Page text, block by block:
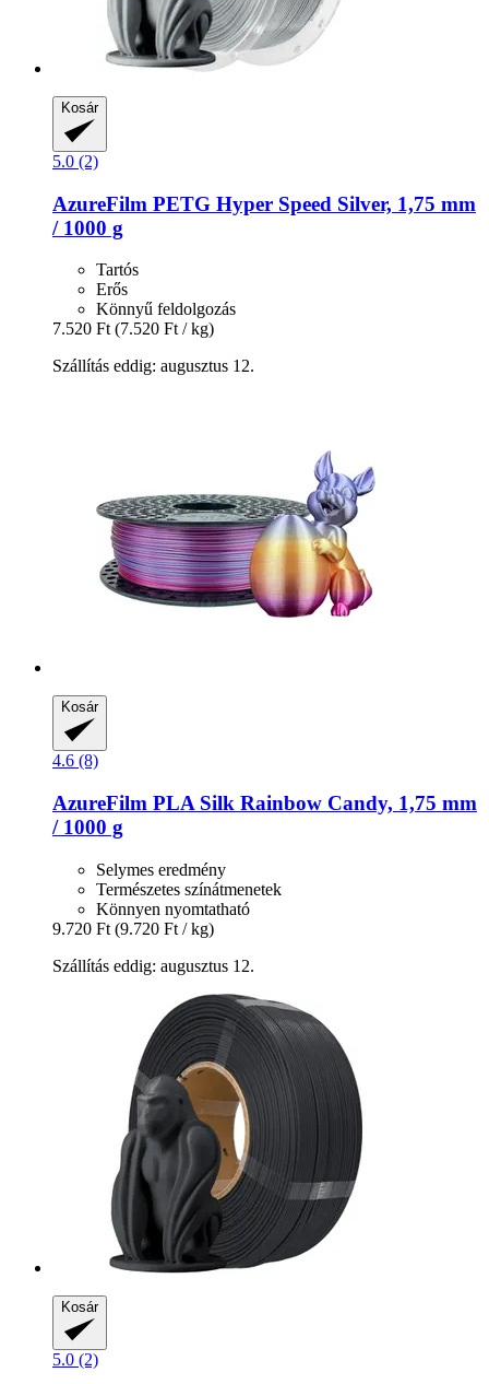
Kosár
5.0 (2)
AzureFilm PETG Hyper Speed Silver, 1,75 mm
/ 1000 g
Tartós
Erős
Könnyű feldolgozás
7.520 Ft (7.520 Ft / kg)
Szállítás eddig: augusztus 12.
Kosár
4.6 (8)
AzureFilm PLA Silk Rainbow Candy, 1,75 mm
/ 1000 g
Selymes eredmény
Természetes színátmenetek
Könnyen nyomtatható
9.720 Ft (9.720 Ft / kg)
Szállítás eddig: augusztus 12.
Kosár
5.0 (2)